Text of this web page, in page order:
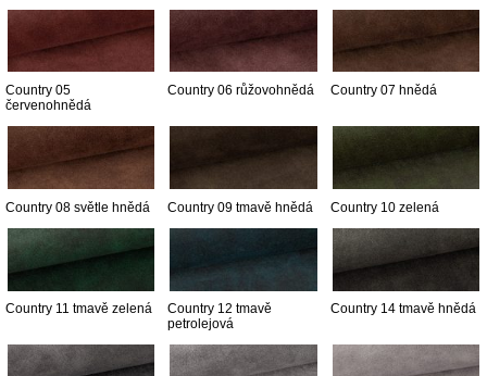
Country 05
červenohnědá
Country 06 růžovohnědá Country 07 hnědá
Country 08 světle hnědá Country 09 tmavě hnědá Country 10 zelená
Country 11 tmavě zelená
Country 12 tmavě
petrolejová
Country 14 tmavě hnědá